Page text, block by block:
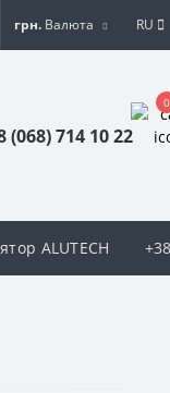
грн. Валюта RU
(068) 714 10 22
0
ALUTECH